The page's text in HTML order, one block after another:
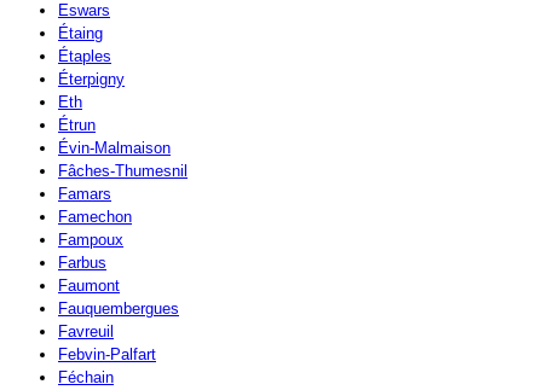
Eswars
Étaing
Étaples
Éterpigny
Eth
Étrun
Évin-Malmaison
Fâches-Thumesnil
Famars
Famechon
Fampoux
Farbus
Faumont
Fauquembergues
Favreuil
Febvin-Palfart
Féchain